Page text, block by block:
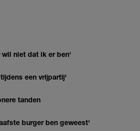
niet dat ik er ben'
een vrijpartij'
tanden
burger ben geweest'